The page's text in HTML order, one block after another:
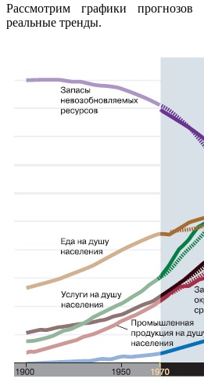
Рассмотрим графики
реальные тренды.